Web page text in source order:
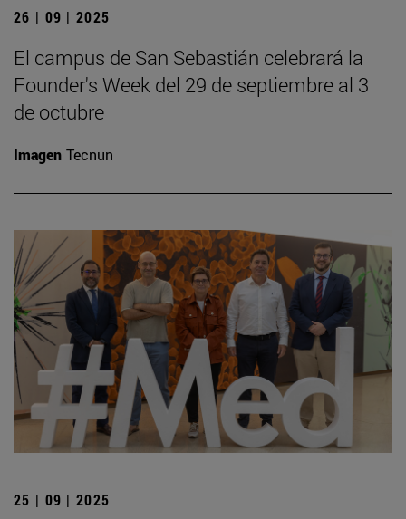
26 | 09 | 2025
El campus de San Sebastián celebrará la
Founder's Week del 29 de septiembre al 3
de octubre
Imagen Tecnun
25 | 09 | 2025